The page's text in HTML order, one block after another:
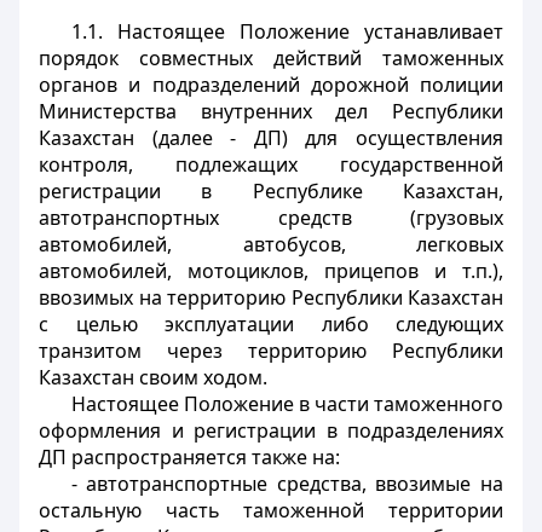
1.1. Настоящее Положение устанавливает
порядок совместных действий таможенных
органов и подразделений дорожной полиции
Министерства внутренних дел Республики
Казахстан (далее - ДП) для осуществления
контроля, подлежащих государственной
регистрации в Республике Казахстан,
автотранспортных средств (грузовых
автомобилей, автобусов, легковых
автомобилей, мотоциклов, прицепов и т.п.),
ввозимых на территорию Республики Казахстан
с целью эксплуатации либо следующих
транзитом через территорию Республики
Казахстан своим ходом.
Настоящее Положение в части таможенного
оформления и регистрации в подразделениях
ДП распространяется также на:
- автотранспортные средства, ввозимые на
остальную часть таможенной территории